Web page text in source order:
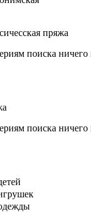
пряжа
поиска ничего
поиска ничего